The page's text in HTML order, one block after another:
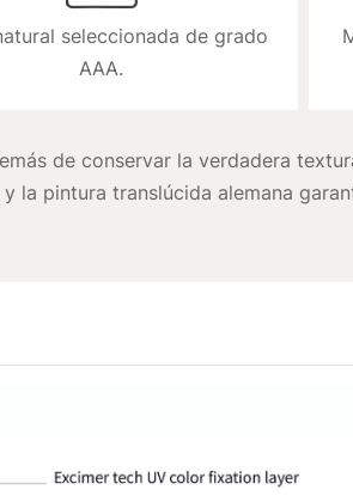
seleccionada de grado
AAA.
de conservar la verdadera
y la pintura translúcida alemana